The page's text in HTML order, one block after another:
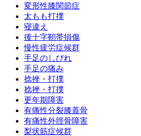
変形性膝関節症
太もも打撲
寝違え
後十字靭帯損傷
慢性疲労症候群
手足のしびれ
手足の痛み
捻挫・打撲
捻挫・打撲
更年期障害
有痛性分裂膝蓋骨
有痛性外脛骨障害
梨状筋症候群